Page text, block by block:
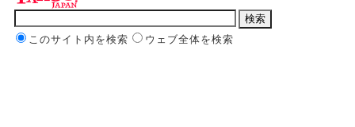
このサイト内を検索 ウェブ全体を検索